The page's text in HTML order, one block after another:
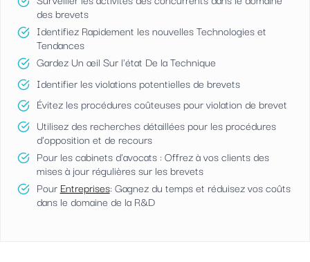
des brevets
Identifiez Rapidement les nouvelles Technologies et
Tendances
Gardez Un œil Sur l'état De la Technique
Identifier les violations potentielles de brevets
Évitez les procédures coûteuses pour violation de brevet
Utilisez des recherches détaillées pour les procédures
d'opposition et de recours
Pour les cabinets d'avocats : Offrez à vos clients des
mises à jour régulières sur les brevets
Pour Entreprises: Gagnez du temps et réduisez vos coûts
dans le domaine de la R&D